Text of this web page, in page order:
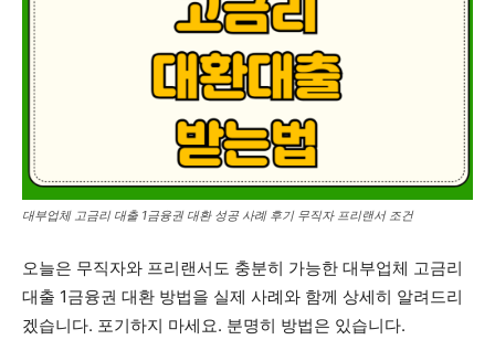
대부업체 고금리 대출 1금융권 대환 성공 사례 후기 무직자 프리랜서 조건
오늘은 무직자와 프리랜서도 충분히 가능한 대부업체 고금리
대출 1금융권 대환 방법을 실제 사례와 함께 상세히 알려드리
겠습니다. 포기하지 마세요. 분명히 방법은 있습니다.